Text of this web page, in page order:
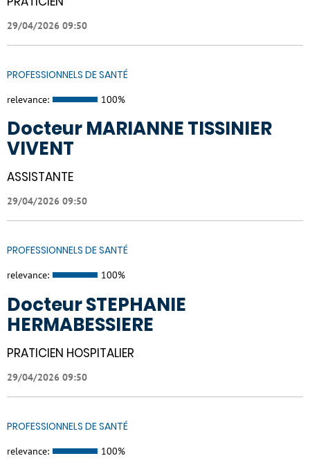
29/04/2026 09:50
PROFESSIONNELS DE SANTÉ
relevance: 100%
Docteur MARIANNE TISSINIER
VIVENT
ASSISTANTE
29/04/2026 09:50
PROFESSIONNELS DE SANTÉ
relevance: 100%
Docteur STEPHANIE
HERMABESSIERE
PRATICIEN HOSPITALIER
29/04/2026 09:50
PROFESSIONNELS DE SANTÉ
relevance: 100%